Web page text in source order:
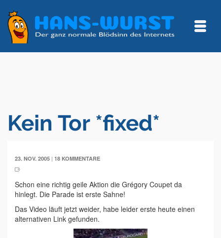
Kein Tor *fixed*
23. NOV. 2005 | 18 KOMMENTARE
Schon eine richtig geile Aktion die Grégory Coupet da
hinlegt. Die Parade ist erste Sahne!
Das Video läuft jetzt weider, habe leider erste heute einen
alternativen Link gefunden.